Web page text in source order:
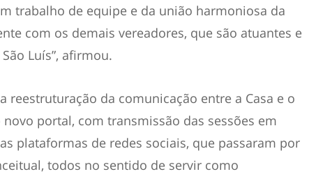
trabalho de equipe e da união harmoniosa da
com os demais vereadores, que são atuantes e
Luís”, afirmou.
reestruturação da comunicação entre a Casa e o
portal, com transmissão das sessões em
plataformas de redes sociais, que passaram por
todos no sentido de servir como